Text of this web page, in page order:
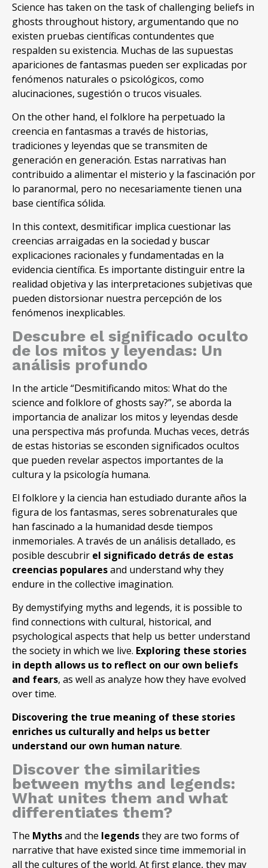
Science has taken on the task of challenging beliefs in
ghosts throughout history, argumentando que no
existen pruebas científicas contundentes que
respalden su existencia. Muchas de las supuestas
apariciones de fantasmas pueden ser explicadas por
fenómenos naturales o psicológicos, como
alucinaciones, sugestión o trucos visuales.
On the other hand, el folklore ha perpetuado la
creencia en fantasmas a través de historias,
tradiciones y leyendas que se transmiten de
generación en generación. Estas narrativas han
contribuido a alimentar el misterio y la fascinación por
lo paranormal, pero no necesariamente tienen una
base científica sólida.
In this context, desmitificar implica cuestionar las
creencias arraigadas en la sociedad y buscar
explicaciones racionales y fundamentadas en la
evidencia científica. Es importante distinguir entre la
realidad objetiva y las interpretaciones subjetivas que
pueden distorsionar nuestra percepción de los
fenómenos inexplicables.
Descubre el significado oculto
de los mitos y leyendas: Un
análisis profundo
In the article “Desmitificando mitos: What do the
science and folklore of ghosts say?”, se aborda la
importancia de analizar los mitos y leyendas desde
una perspectiva más profunda. Muchas veces, detrás
de estas historias se esconden significados ocultos
que pueden revelar aspectos importantes de la
cultura y la psicología humana.
El folklore y la ciencia han estudiado durante años la
figura de los fantasmas, seres sobrenaturales que
han fascinado a la humanidad desde tiempos
inmemoriales. A través de un análisis detallado, es
posible descubrir el significado detrás de estas
creencias popularesand understand why they
endure in the collective imagination.
By demystifying myths and legends, it is possible to
find connections with cultural, historical, and
psychological aspects that help us better understand
the society in which we live. Exploring these stories
in depth allows us to reflect on our own beliefs
and fears, as well as analyze how they have evolved
over time.
Discovering the true meaning of these stories
enriches us culturally and helps us better
understand our own human nature.
Discover the similarities
between myths and legends:
What unites them and what
differentiates them?
The Mythsand the legendsthey are two forms of
narrative that have existed since time immemorial in
all the cultures of the world. At first glance, they may